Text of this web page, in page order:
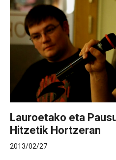
Lauroetako eta
Hitzetik Hortzeran
2013/02/27